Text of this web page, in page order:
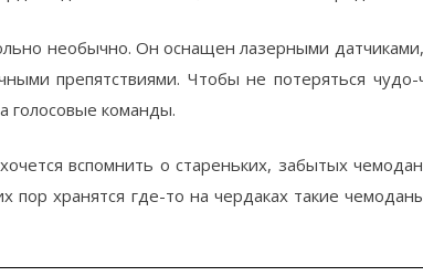
необычно. Он оснащен лазерными
препятствиями. Чтобы не потеряться
голосовые команды.
вспомнить о стареньких, забытых
хранятся где-то на чердаках такие